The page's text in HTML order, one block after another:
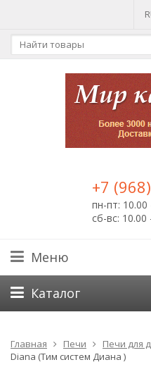
+7
пн-пт: 10.00
сб-вс: 10.00
Меню
Каталог
Главная Печи Печи для
Diana (Тим систем Диана )